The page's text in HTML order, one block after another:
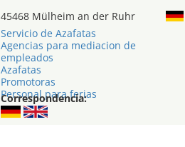
45468 Mülheim an der Ruhr
Servicio de Azafatas
Agencias para mediacion de
empleados
Azafatas
Promotoras
Personal para ferias
Correspondencia: